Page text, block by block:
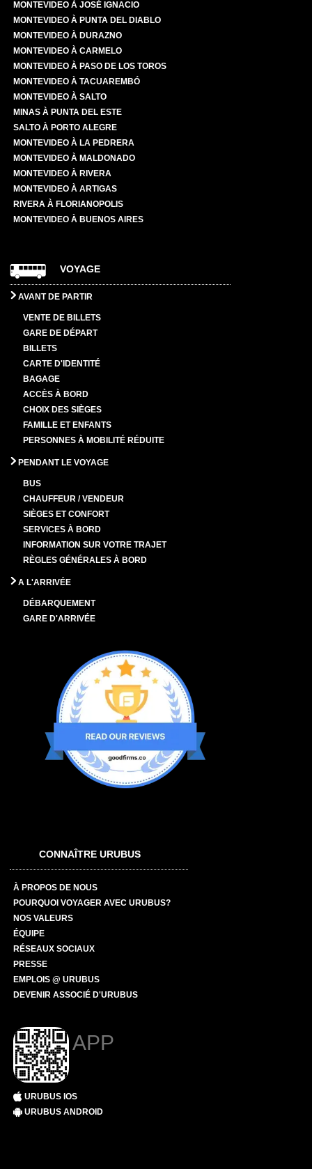
MONTEVIDEO À JOSÉ IGNACIO
MONTEVIDEO À PUNTA DEL DIABLO
MONTEVIDEO À DURAZNO
MONTEVIDEO À CARMELO
MONTEVIDEO À PASO DE LOS TOROS
MONTEVIDEO À TACUAREMBÓ
MONTEVIDEO À SALTO
MINAS À PUNTA DEL ESTE
SALTO À PORTO ALEGRE
MONTEVIDEO À LA PEDRERA
MONTEVIDEO À MALDONADO
MONTEVIDEO À RIVERA
MONTEVIDEO À ARTIGAS
RIVERA À FLORIANOPOLIS
MONTEVIDEO À BUENOS AIRES
VOYAGE
AVANT DE PARTIR
VENTE DE BILLETS
GARE DE DÉPART
BILLETS
CARTE D'IDENTITÉ
BAGAGE
ACCÈS À BORD
CHOIX DES SIÈGES
FAMILLE ET ENFANTS
PERSONNES À MOBILITÉ RÉDUITE
PENDANT LE VOYAGE
BUS
CHAUFFEUR / VENDEUR
SIÈGES ET CONFORT
SERVICES À BORD
INFORMATION SUR VOTRE TRAJET
RÈGLES GÉNÉRALES À BORD
A L'ARRIVÉE
DÉBARQUEMENT
GARE D'ARRIVÉE
CONNAÎTRE URUBUS
À PROPOS DE NOUS
POURQUOI VOYAGER AVEC URUBUS?
NOS VALEURS
ÉQUIPE
RÉSEAUX SOCIAUX
PRESSE
EMPLOIS @ URUBUS
DEVENIR ASSOCIÉ D'URUBUS
APP
URUBUS IOS
URUBUS ANDROID